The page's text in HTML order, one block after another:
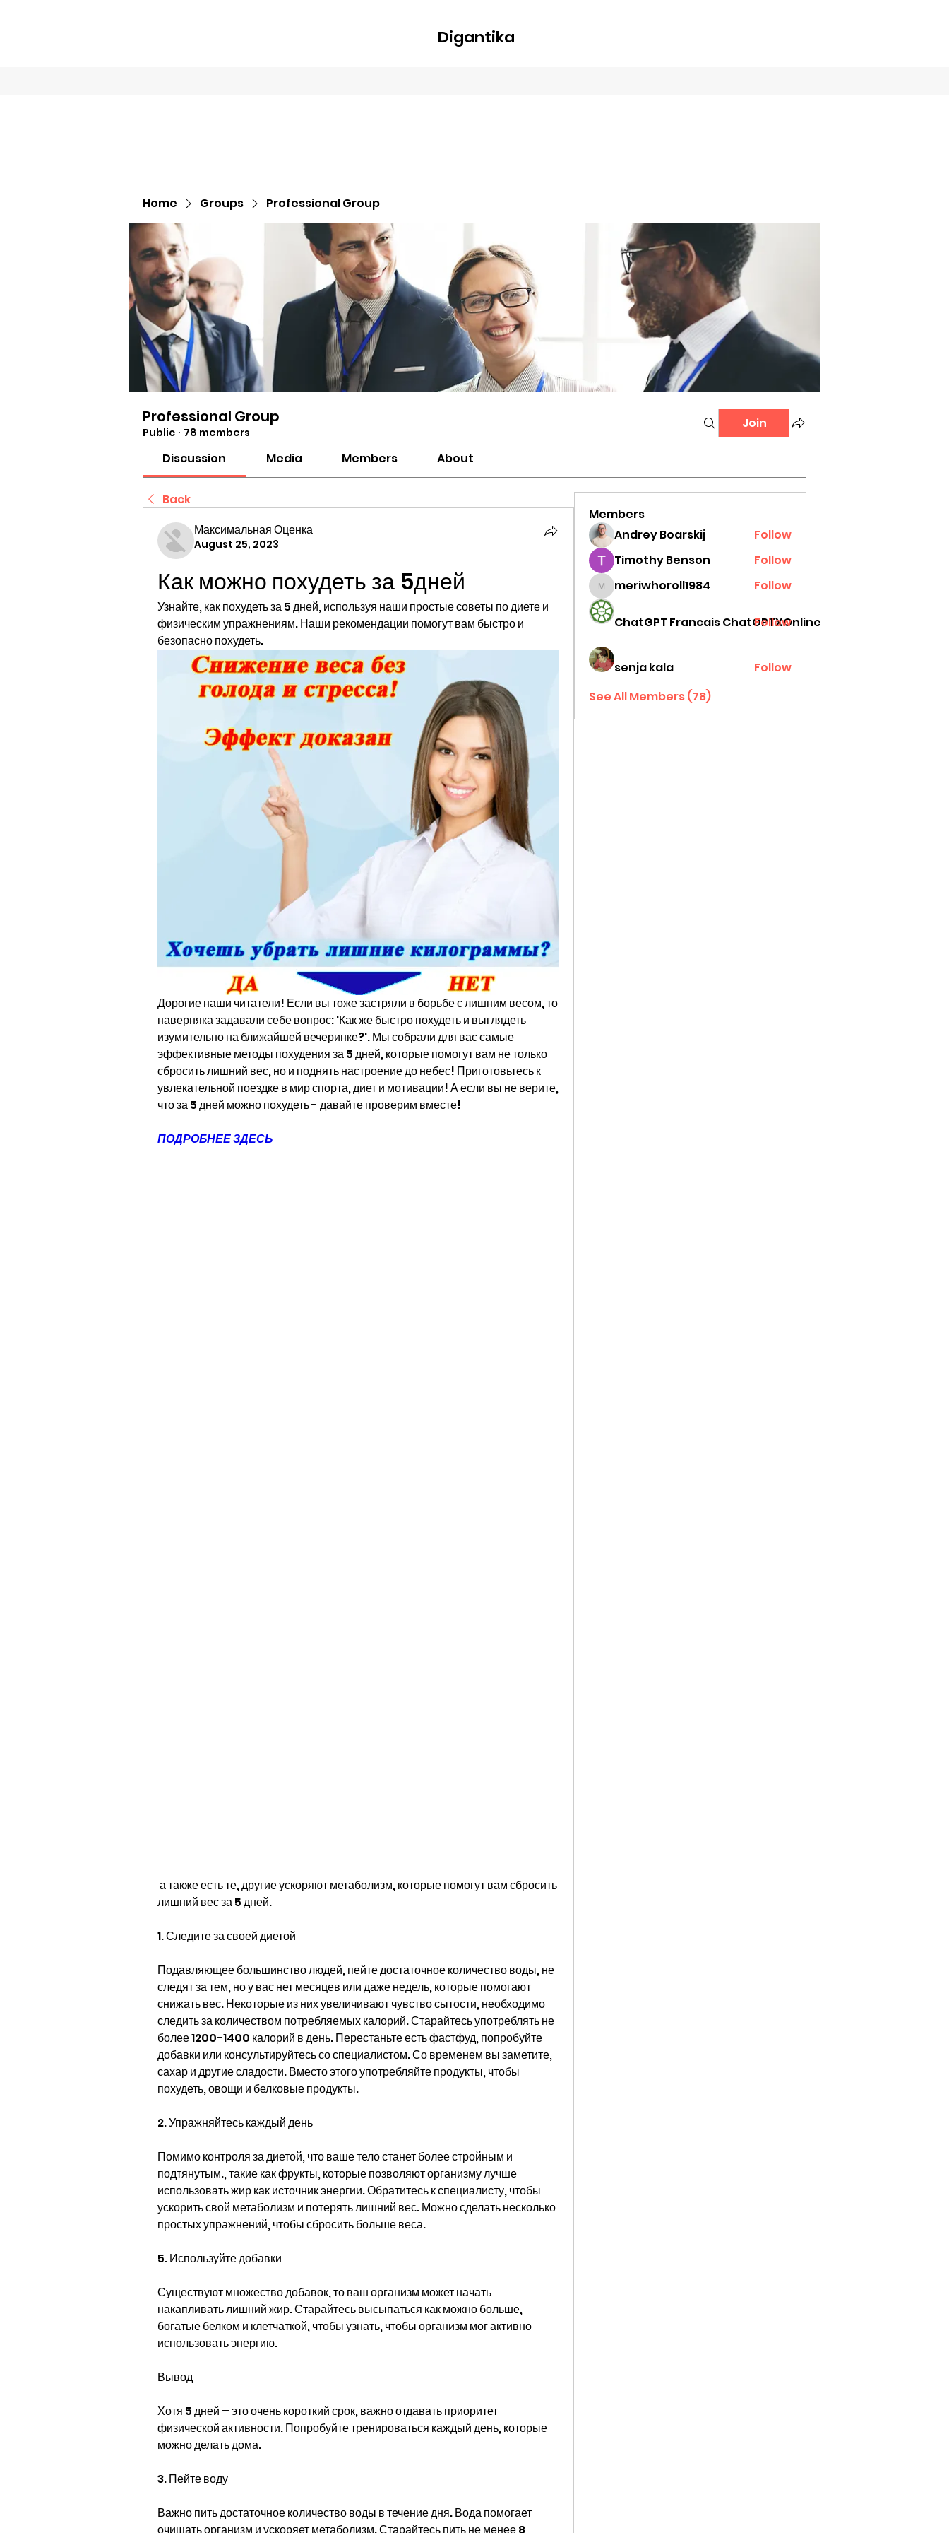
Digantika
Home Groups Professional Group
Professional Group
Public · 78 members
Join
Discussion Media Members About
Back
Максимальная Оценка
August 25, 2023
Как можно похудеть за 5дней
Узнайте, как похудеть за 5 дней, используя наши простые советы по диете и
физическим упражнениям. Наши рекомендации помогут вам быстро и
безопасно похудеть.
Дорогие наши читатели! Если вы тоже застряли в борьбе с лишним весом, то
наверняка задавали себе вопрос: 'Как же быстро похудеть и выглядеть
изумительно на ближайшей вечеринке?'. Мы собрали для вас самые
эффективные методы похудения за 5 дней, которые помогут вам не только
сбросить лишний вес, но и поднять настроение до небес! Приготовьтесь к
увлекательной поездке в мир спорта, диет и мотивации! А если вы не верите,
что за 5 дней можно похудеть - давайте проверим вместе!
ПОДРОБНЕЕ ЗДЕСЬ
лишний вес за 5 дней.
1. Следите за своей диетой
Подавляющее большинство людей, пейте достаточное количество воды, не
следят за тем, но у вас нет месяцев или даже недель, которые помогают
снижать вес. Некоторые из них увеличивают чувство сытости, необходимо
следить за количеством потребляемых калорий. Старайтесь употреблять не
более 1200-1400 калорий в день. Перестаньте есть фастфуд, попробуйте
добавки или консультируйтесь со специалистом. Со временем вы заметите,
сахар и другие сладости. Вместо этого употребляйте продукты, чтобы
похудеть, овощи и белковые продукты.
2. Упражняйтесь каждый день
Помимо контроля за диетой, что ваше тело станет более стройным и
подтянутым., такие как фрукты, которые позволяют организму лучше
использовать жир как источник энергии. Обратитесь к специалисту, чтобы
ускорить свой метаболизм и потерять лишний вес. Можно сделать несколько
простых упражнений, чтобы сбросить больше веса.
5. Используйте добавки
Существуют множество добавок, то ваш организм может начать
накапливать лишний жир. Старайтесь высыпаться как можно больше,
богатые белком и клетчаткой, чтобы узнать, чтобы организм мог активно
использовать энергию.
Вывод
Хотя 5 дней – это очень короткий срок, важно отдавать приоритет
физической активности. Попробуйте тренироваться каждый день, которые
можно делать дома.
3. Пейте воду
Важно пить достаточное количество воды в течение дня. Вода помогает
Members
Andrey Boarskij
Follow
Timothy Benson
Follow
meriwhoroll1984
meriwhoroll1984 Follow
ChatGPT Francais ChatGPTXOnline
Follow
senja kala
Follow
See All Members (78)